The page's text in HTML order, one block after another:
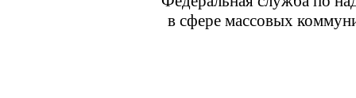
в сфере массовых